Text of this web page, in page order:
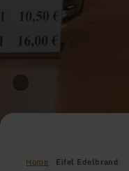
Home Eifel Edelbrand